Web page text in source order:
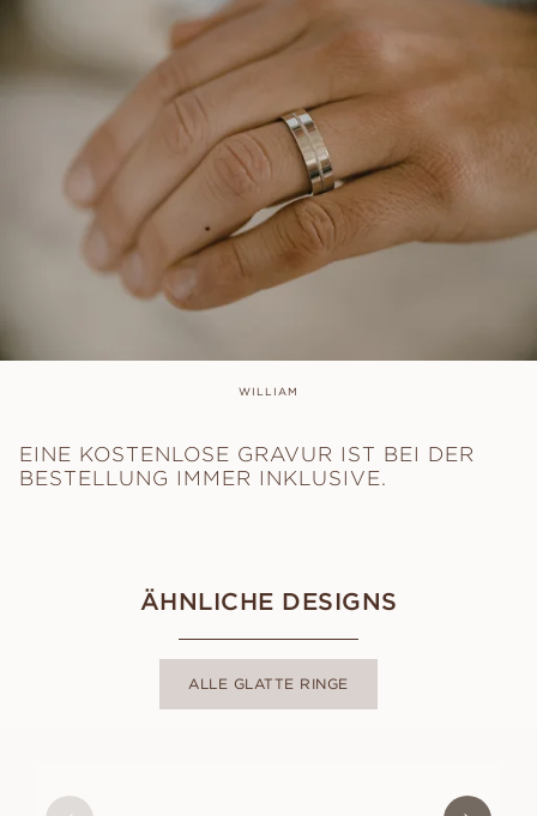
WILLIAM
EINE KOSTENLOSE GRAVUR IST BEI DER
BESTELLUNG IMMER INKLUSIVE.
ÄHNLICHE DESIGNS
ALLE GLATTE RINGE